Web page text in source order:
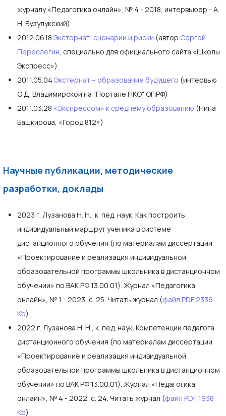
журналу «Педагогика онлайн», № 4 - 2018, интервьюер - А.
Н. Бузулукский)
2012.06.18 Экстернат: сценарии и риски (автор Сергей
Переслегин, специально для официального сайта «Школы
Экспресс»)
2011.05.04 Экстернат – образование будущего (интервью
О.Д. Владимирской на "Портале НКО" ОПРФ)
2011.03.28 «Экспрессом» к среднему образованию (Нина
Башкирова, «Город 812»)
Научные публикации, методические
разработки, доклады
2023 г. Лузанова Н. Н., к. пед. наук. Как построить
индивидуальный маршрут ученика в системе
дистанционного обучения (по материалам диссертации
«Проектирование и реализация индивидуальной
образовательной программы школьника в дистанционном
обучении» по ВАК РФ 13.00.01). Журнал «Педагогика
онлайн», № 1 - 2023, с. 25. Читать журнал (файл PDF 2336
Kb)
2022 г. Лузанова Н. Н., к. пед. наук. Компетенции педагога
дистанционного обучения (по материалам диссертации
«Проектирование и реализация индивидуальной
образовательной программы школьника в дистанционном
обучении» по ВАК РФ 13.00.01). Журнал «Педагогика
онлайн», № 4 - 2022, с. 24. Читать журнал (файл PDF 1938
Kb)